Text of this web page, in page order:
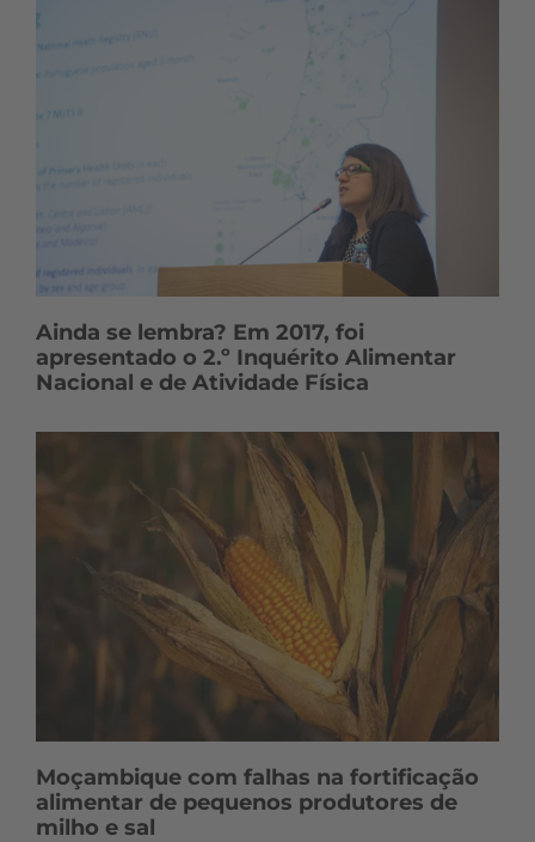
Ainda se lembra? Em 2017, foi
apresentado o 2.º Inquérito Alimentar
Nacional e de Atividade Física
Moçambique com falhas na fortificação
alimentar de pequenos produtores de
milho e sal